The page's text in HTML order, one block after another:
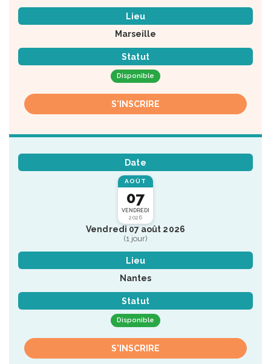
Lieu
Marseille
Statut
Disponible
S'INSCRIRE
Date
AOÛT
07
VENDREDI
2026
Vendredi 07 août 2026
(1 jour)
Lieu
Nantes
Statut
Disponible
S'INSCRIRE